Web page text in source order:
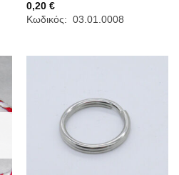
0,20 €
Κωδικός: 03.01.0008